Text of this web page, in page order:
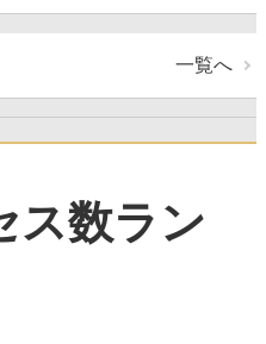
一覧へ
ス数ラン